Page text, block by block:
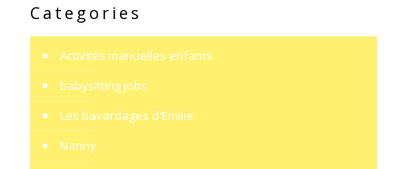
Categories
Activités manuelles enfants
babysitting jobs
Les bavardages d'Emilie
Nanny